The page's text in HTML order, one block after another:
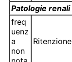
Patologie
freq
uenz
a
non